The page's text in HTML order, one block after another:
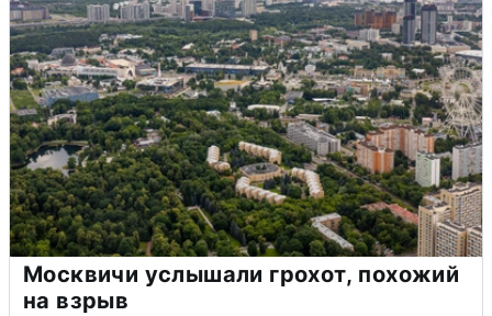
Москвичи услышали грохот, похожий
на взрыв